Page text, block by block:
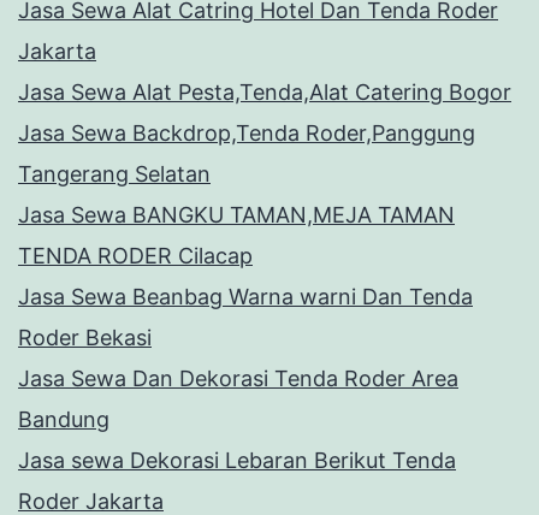
Jasa Sewa Alat Catring Hotel Dan Tenda Roder
Jakarta
Jasa Sewa Alat Pesta,Tenda,Alat Catering Bogor
Jasa Sewa Backdrop,Tenda Roder,Panggung
Tangerang Selatan
Jasa Sewa BANGKU TAMAN,MEJA TAMAN
TENDA RODER Cilacap
Jasa Sewa Beanbag Warna warni Dan Tenda
Roder Bekasi
Jasa Sewa Dan Dekorasi Tenda Roder Area
Bandung
Jasa sewa Dekorasi Lebaran Berikut Tenda
Roder Jakarta